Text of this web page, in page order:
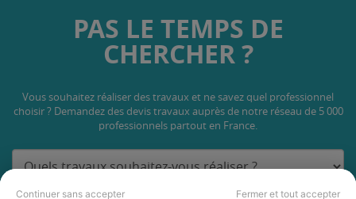
Continuer sans accepter Fermer et tout accepter
PAS LE TEMPS DE
CHERCHER ?
Vous souhaitez réaliser des travaux et ne savez quel professionnel
choisir ? Demandez des devis travaux auprès de notre réseau de 5 000
professionnels partout en France.